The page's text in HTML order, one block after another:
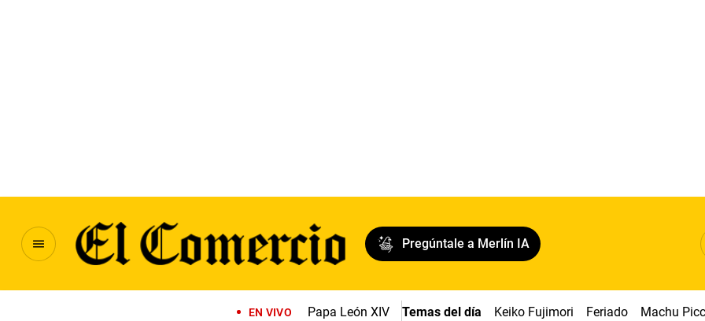
Pregúntale a Merlín IA
EN VIVO Papa León XIV Temas del día Keiko Fujimori Feriado Machu